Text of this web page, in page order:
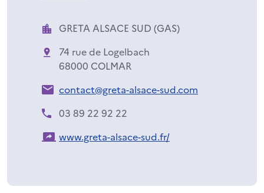
GRETA ALSACE SUD (GAS)
74 rue de Logelbach
68000 COLMAR
contact@greta-alsace-sud.com
03 89 22 92 22
www.greta-alsace-sud.fr/